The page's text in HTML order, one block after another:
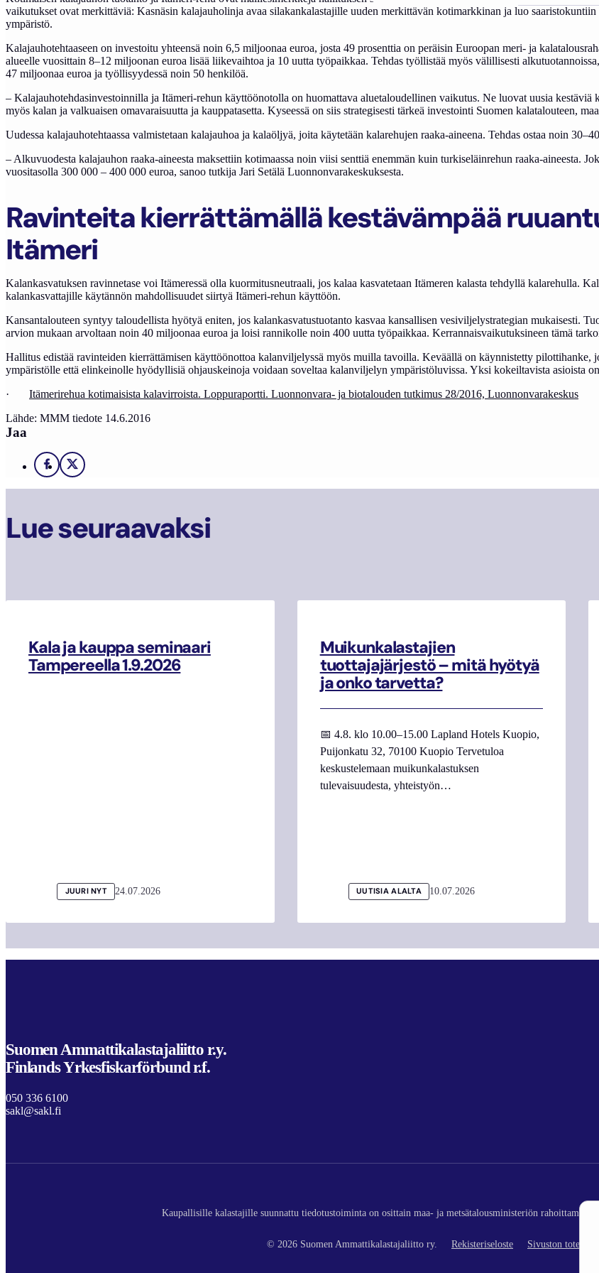
vaikutukset ovat merkittäviä: Kasnäsin kalajauholinja avaa silakankalastajille uuden merkittävän kotimarkkinan ja luo
ympäristö.
Kalajauhotehtaaseen on investoitu yhteensä noin 6,5 miljoonaa euroa, josta 49 prosenttia on peräisin Euroopan meri- ja
alueelle vuosittain 8–12 miljoonan euroa lisää liikevaihtoa ja 10 uutta työpaikkaa. Tehdas työllistää myös välillisesti
47 miljoonaa euroa ja työllisyydessä noin 50 henkilöä.
– Kalajauhotehdasinvestoinnilla ja Itämeri-rehun käyttöönotolla on huomattava aluetaloudellinen vaikutus. Ne luovat uusia
myös kalan ja valkuaisen omavaraisuutta ja kauppatasetta. Kyseessä on siis strategisesti tärkeä investointi Suomen kalatalouteen,
Uudessa kalajauhotehtaassa valmistetaan kalajauhoa ja kalaöljyä, joita käytetään kalarehujen raaka-aineena. Tehdas ostaa noin
– Alkuvuodesta kalajauhon raaka-aineesta maksettiin kotimaassa noin viisi senttiä enemmän kuin turkiseläinrehun raaka-aineesta.
vuositasolla 300 000 – 400 000 euroa, sanoo tutkija Jari Setälä Luonnonvarakeskuksesta.
Ravinteita kierrättämällä kestävämpää
Itämeri
Kalankasvatuksen ravinnetase voi Itämeressä olla kuormitusneutraali, jos kalaa kasvatetaan Itämeren kalasta tehdyllä kalarehulla.
kalankasvattajille käytännön mahdollisuudet siirtyä Itämeri-rehun käyttöön.
Kansantalouteen syntyy taloudellista hyötyä eniten, jos kalankasvatustuotanto kasvaa kansallisen vesiviljelystrategian mukaisesti.
arvion mukaan arvoltaan noin 40 miljoonaa euroa ja loisi rannikolle noin 400 uutta työpaikkaa. Kerrannaisvaikutuksineen tämä
Hallitus edistää ravinteiden kierrättämisen käyttöönottoa kalanviljelyssä myös muilla tavoilla. Keväällä on käynnistetty pilottihanke,
ympäristölle että elinkeinolle hyödyllisiä ohjauskeinoja voidaan soveltaa kalanviljelyn ympäristöluvissa. Yksi kokeiltavista asioista
· Itämerirehua kotimaisista kalavirroista. Loppuraportti. Luonnonvara- ja biotalouden tutkimus 28/2016, Luonnonvarakeskus
Lähde: MMM tiedote 14.6.2016
Jaa
Facebook
X
Lue seuraavaksi
Kala ja kauppa seminaari
Tampereella 1.9.2026
JUURI NYT 24.07.2026
Muikunkalastajien
tuottajajärjestö – mitä hyötyä
ja onko tarvetta?
📅 4.8. klo 10.00–15.00 Lapland Hotels Kuopio,
Puijonkatu 32, 70100 Kuopio Tervetuloa
keskustelemaan muikunkalastuksen
tulevaisuudesta, yhteistyön…
UUTISIA ALALTA 10.07.2026
Suomen Ammattikalastajaliitto r.y.
Finlands Yrkesfiskarförbund r.f.
050 336 6100
sakl@sakl.fi
Kaupallisille kalastajille suunnattu tiedotustoiminta on osittain maa- ja metsätalousministeriön rahoittamaa
© 2026 Suomen Ammattikalastajaliitto ry. Rekisteriseloste Sivuston toteutus